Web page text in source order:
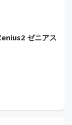
ゼニアス